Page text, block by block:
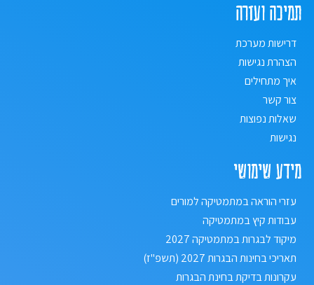
תמיכה ועזרה
דרישות מערכת
הצהרת נגישות
איך מתחילים
צור קשר
שאלות נפוצות
נגישות
מידע שימושי
עזרי הוראה במתמטיקה למורים
עבודות קיץ במתמטיקה
מיקוד לבגרות במתמטיקה 2027
תאריכי בחינות הבגרות 2027 (תשפ"ז)
עקרונות בדיקת בחינת הבגרות